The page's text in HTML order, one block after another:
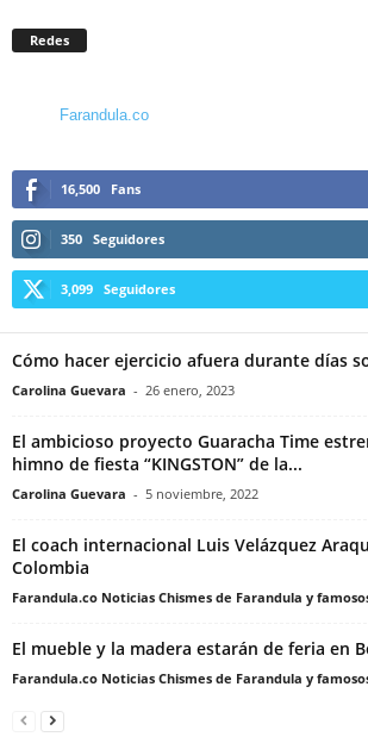
Redes
Farandula.co
16,500 Fans
350 Seguidores
3,099 Seguidores
Cómo hacer ejercicio afuera durante días
Carolina Guevara - 26 enero, 2023
El ambicioso proyecto Guaracha Time
himno de fiesta “KINGSTON” de la...
Carolina Guevara - 5 noviembre, 2022
El coach internacional Luis Velázquez
Colombia
Farandula.co Noticias Chismes de Farandula y
El mueble y la madera estarán de feria en
Farandula.co Noticias Chismes de Farandula y